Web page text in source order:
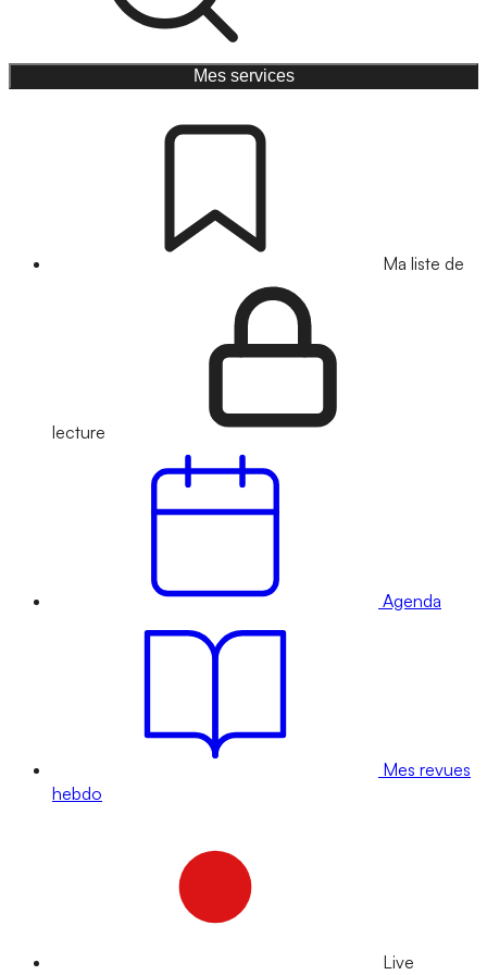
Mes services
Ma liste de
lecture
Agenda
Mes revues
hebdo
Live